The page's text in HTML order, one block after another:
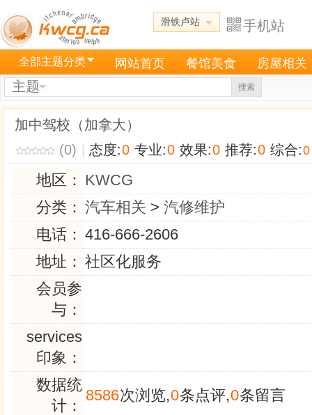
滑铁卢站 手机站
全部主题分类 网站首页 餐馆美食 房屋相关
主题 搜索
加中驾校（加拿大）
(0)
态度:0 专业:0 效果:0 推荐:0 综合:0
地区： KWCG
分类： 汽车相关 > 汽修维护
电话： 416-666-2606
地址： 社区化服务
会员参
与：
services
印象：
数据统
计：
8586次浏览,0条点评,0条留言